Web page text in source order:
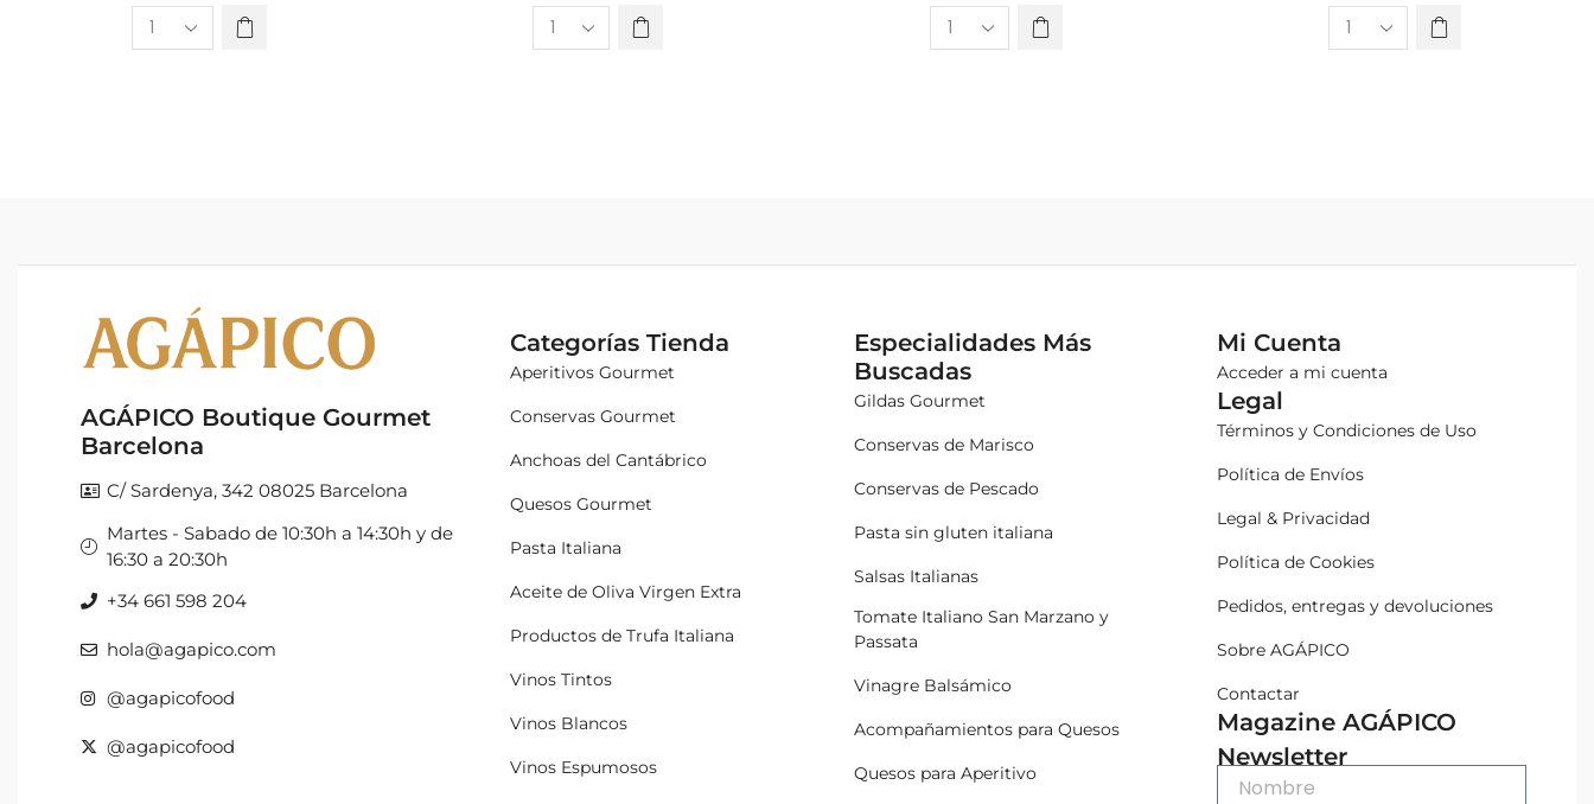
AGÁPICO Boutique Gourmet
Barcelona
C/ Sardenya, 342 08025 Barcelona
Martes - Sabado de 10:30h a 14:30h y de
16:30 a 20:30h
+34 661 598 204
hola@agapico.com
@agapicofood
@agapicofood
Categorías Tienda
Aperitivos Gourmet
Conservas Gourmet
Anchoas del Cantábrico
Quesos Gourmet
Pasta Italiana
Aceite de Oliva Virgen Extra
Productos de Trufa Italiana
Vinos Tintos
Vinos Blancos
Vinos Espumosos
Especialidades Más
Buscadas
Gildas Gourmet
Conservas de Marisco
Conservas de Pescado
Pasta sin gluten italiana
Salsas Italianas
Tomate Italiano San Marzano y
Passata
Vinagre Balsámico
Acompañamientos para Quesos
Quesos para Aperitivo
Mi Cuenta
Acceder a mi cuenta
Legal
Términos y Condiciones de Uso
Política de Envíos
Legal & Privacidad
Política de Cookies
Pedidos, entregas y devoluciones
Sobre AGÁPICO
Contactar
Magazine AGÁPICO
Newsletter